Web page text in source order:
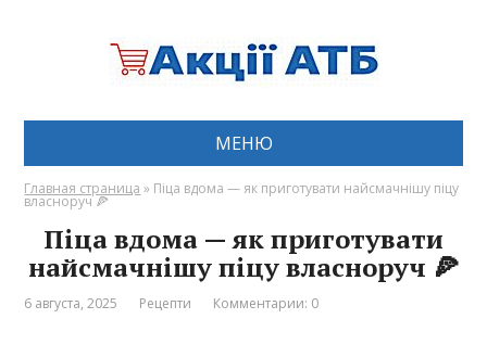
МЕНЮ
Главная страница » Піца вдома — як приготувати найсмачнішу піцу
власноруч 🍕
Піца вдома — як приготувати
найсмачнішу піцу власноруч 🍕
6 августа, 2025 Рецепти Комментарии: 0